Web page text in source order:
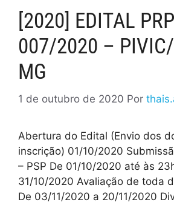
[2020] EDITAL
007/2020 –
MG
1 de outubro de 2020 Por
Abertura do Edital (Envio dos
inscrição) 01/10/2020
– PSP De 01/10/2020 até às
31/10/2020 Avaliação de toda
De 03/11/2020 a 20/11/2020